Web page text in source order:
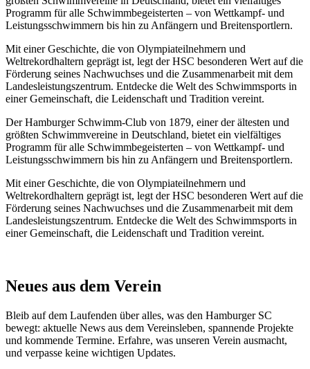
Programm für alle Schwimmbegeisterten – von Wettkampf- und
Leistungsschwimmern bis hin zu Anfängern und Breitensportlern.
Mit einer Geschichte, die von Olympiateilnehmern und
Weltrekordhaltern geprägt ist, legt der HSC besonderen Wert auf die
Förderung seines Nachwuchses und die Zusammenarbeit mit dem
Landesleistungszentrum. Entdecke die Welt des Schwimmsports in
einer Gemeinschaft, die Leidenschaft und Tradition vereint.
Der Hamburger Schwimm-Club von 1879, einer der ältesten und
größten Schwimmvereine in Deutschland, bietet ein vielfältiges
Programm für alle Schwimmbegeisterten – von Wettkampf- und
Leistungsschwimmern bis hin zu Anfängern und Breitensportlern.
Mit einer Geschichte, die von Olympiateilnehmern und
Weltrekordhaltern geprägt ist, legt der HSC besonderen Wert auf die
Förderung seines Nachwuchses und die Zusammenarbeit mit dem
Landesleistungszentrum. Entdecke die Welt des Schwimmsports in
einer Gemeinschaft, die Leidenschaft und Tradition vereint.
Neues aus dem Verein
Bleib auf dem Laufenden über alles, was den Hamburger SC
bewegt: aktuelle News aus dem Vereinsleben, spannende Projekte
und kommende Termine. Erfahre, was unseren Verein ausmacht,
und verpasse keine wichtigen Updates.